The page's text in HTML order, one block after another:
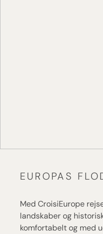
EUROPAS
Med CroisiEurope
landskaber og
komfortabelt og med